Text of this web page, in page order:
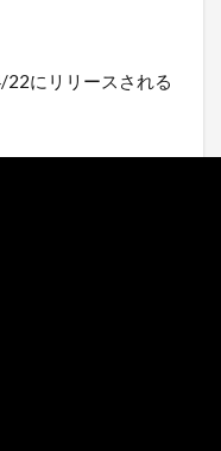
22にリリースされる